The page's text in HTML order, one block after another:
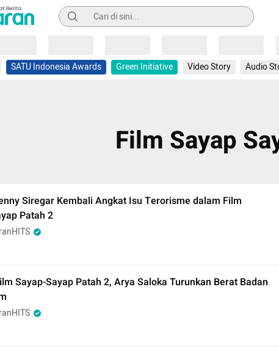
Pencarian
SATU Indonesia Awards Green Initiative Video Story Audio
Film Sayap
Siregar Kembali Angkat Isu Terorisme dalam Film
Patah 2
Sayap-Sayap Patah 2, Arya Saloka Turunkan Berat Badan